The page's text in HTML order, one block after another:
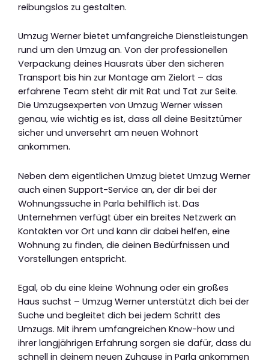
reibungslos zu gestalten.
Umzug Werner bietet umfangreiche Dienstleistungen
rund um den Umzug an. Von der professionellen
Verpackung deines Hausrats über den sicheren
Transport bis hin zur Montage am Zielort – das
erfahrene Team steht dir mit Rat und Tat zur Seite.
Die Umzugsexperten von Umzug Werner wissen
genau, wie wichtig es ist, dass all deine Besitztümer
sicher und unversehrt am neuen Wohnort
ankommen.
Neben dem eigentlichen Umzug bietet Umzug Werner
auch einen Support-Service an, der dir bei der
Wohnungssuche in Parla behilflich ist. Das
Unternehmen verfügt über ein breites Netzwerk an
Kontakten vor Ort und kann dir dabei helfen, eine
Wohnung zu finden, die deinen Bedürfnissen und
Vorstellungen entspricht.
Egal, ob du eine kleine Wohnung oder ein großes
Haus suchst – Umzug Werner unterstützt dich bei der
Suche und begleitet dich bei jedem Schritt des
Umzugs. Mit ihrem umfangreichen Know-how und
ihrer langjährigen Erfahrung sorgen sie dafür, dass du
schnell in deinem neuen Zuhause in Parla ankommen